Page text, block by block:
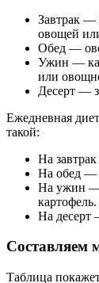
Завтрак —
овощей
Обед —
Ужин —
или
Десерт —
Ежедневная
такой:
На
На обед —
На ужин —
На десерт
Составляем
Таблица